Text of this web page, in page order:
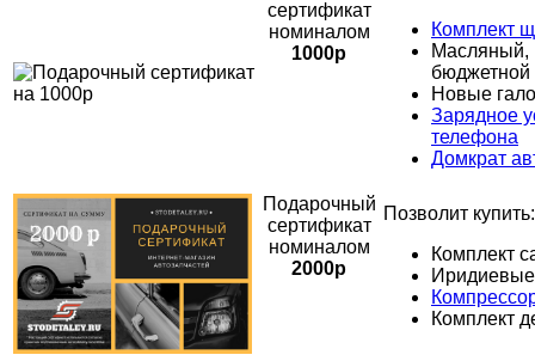
сертификат
номиналом
1000р
Комплект
Масляный,
бюджетной
Новые
Зарядное
телефона
Домкрат
Подарочный
сертификат
номиналом
2000р
Позволит купить:
Комплект
Комплект